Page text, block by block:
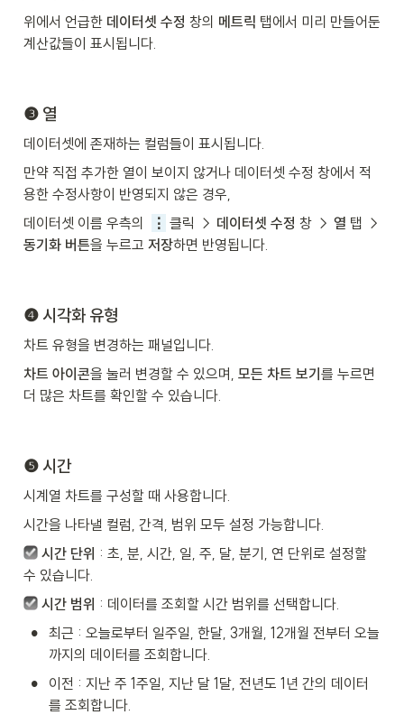
위에서 언급한 데이터셋 수정 창의 메트릭 탭에서 미리 만들어둔
계산값들이 표시됩니다.
❸ 열
데이터셋에 존재하는 컬럼들이 표시됩니다.
만약 직접 추가한 열이 보이지 않거나 데이터셋 수정 창에서 적
용한 수정사항이 반영되지 않은 경우,
데이터셋 이름 우측의
⋮ 클릭 → 데이터셋 수정 창 → 열
동기화 버튼을 누르고 저장하면 반영됩니다.
❹ 시각화 유형
차트 유형을 변경하는 패널입니다.
차트 아이콘을 눌러 변경할 수 있으며, 모든 차트 보기를 누르면
더 많은 차트를 확인할 수 있습니다.
❺ 시간
시계열 차트를 구성할 때 사용합니다.
시간을 나타낼 컬럼, 간격, 범위 모두 설정 가능합니다.
시간 단위 : 초, 분, 시간, 일, 주, 달, 분기, 연 단위로 설정할
수 있습니다.
시간 범위 : 데이터를 조회할 시간 범위를 선택합니다.
• 최근 : 오늘로부터 일주일, 한달, 3개월, 12개월 전부터 오늘
까지의 데이터를 조회합니다.
•
이전 : 지난 주 1주일, 지난 달 1달, 전년도 1년 간의 데이터
를 조회합니다.